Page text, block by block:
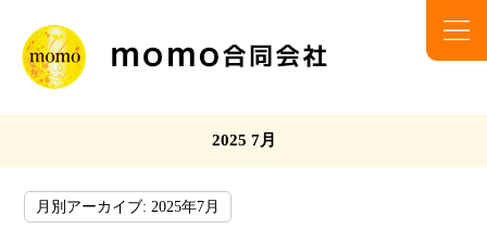
2025 7月
月別アーカイブ:2025年7月